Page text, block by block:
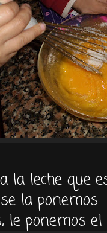
la leche que
la ponemos
le ponemos